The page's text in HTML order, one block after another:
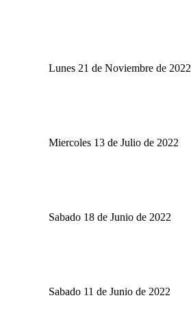
Lunes 21 de Noviembre de 2022
Miercoles 13 de Julio de 2022
Sabado 18 de Junio de 2022
Sabado 11 de Junio de 2022